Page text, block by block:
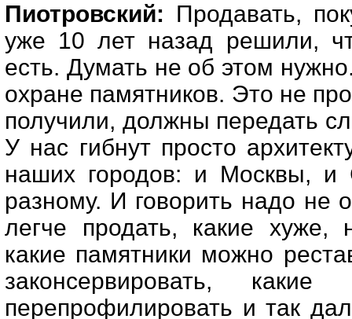
Пиотровский: Продавать,
уже 10 лет назад решили,
есть. Думать не об этом
охране памятников. Это не
получили, должны передать
У нас гибнут просто
наших городов: и Москвы, и
разному. И говорить надо не
легче продать, какие хуже,
какие памятники можно
законсервировать, какие
перепрофилировать и так